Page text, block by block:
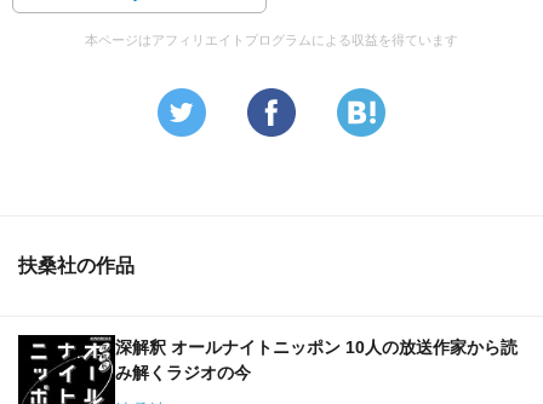
本ページはアフィリエイトプログラムによる収益を得ています
扶桑社の作品
深解釈 オールナイトニッポン 10人の放送作家から読
み解くラジオの今